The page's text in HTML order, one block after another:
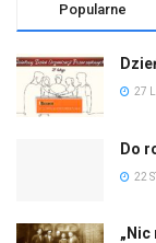
Popularne
27
Do
22
„Nic